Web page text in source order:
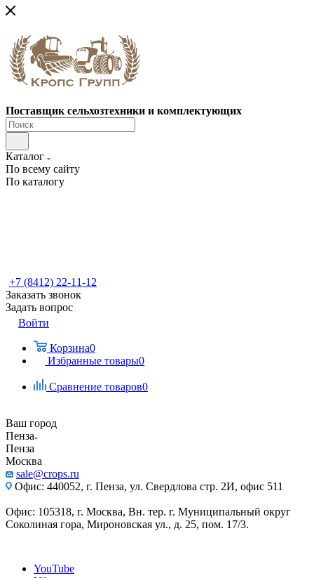
Поставщик сельхозтехники и комплектующих
Каталог
По всему сайту
По каталогу
+7 (8412) 22-11-12
Заказать звонок
Задать вопрос
Войти
Корзина0
Избранные товары0
Сравнение товаров0
Ваш город
Пенза
Пенза
Москва
sale@crops.ru
Офис: 440052, г. Пенза, ул. Свердлова стр. 2И, офис 511
Офис: 105318, г. Москва, Вн. тер. г. Муниципальный округ
Соколиная гора, Мироновская ул., д. 25, пом. 17/3.
YouTube